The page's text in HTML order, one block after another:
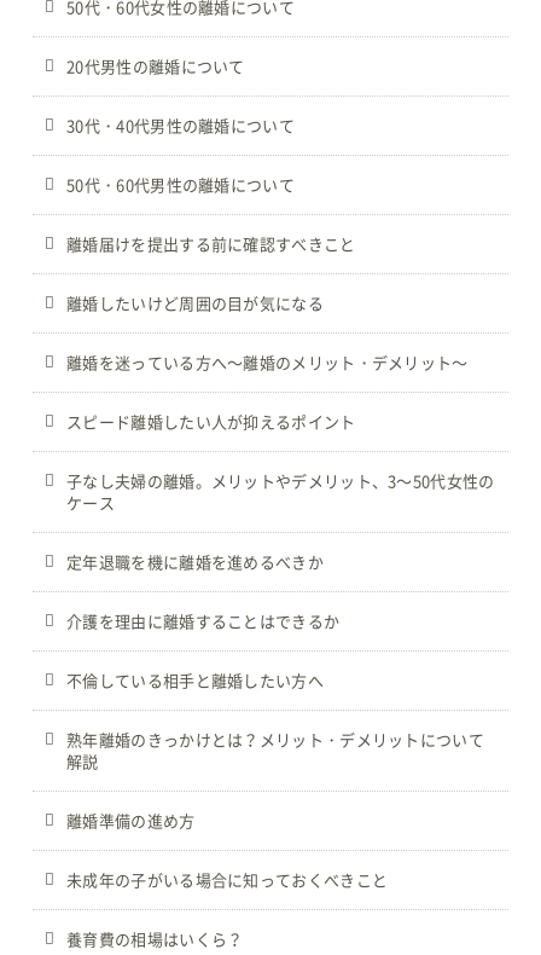
50代・60代女性の離婚について
20代男性の離婚について
30代・40代男性の離婚について
50代・60代男性の離婚について
離婚届けを提出する前に確認すべきこと
離婚したいけど周囲の目が気になる
離婚を迷っている方へ～離婚のメリット・デメリット～
スピード離婚したい人が抑えるポイント
子なし夫婦の離婚。メリットやデメリット、3～50代女性の
ケース
定年退職を機に離婚を進めるべきか
介護を理由に離婚することはできるか
不倫している相手と離婚したい方へ
熟年離婚のきっかけとは？メリット・デメリットについて
解説
離婚準備の進め方
未成年の子がいる場合に知っておくべきこと
養育費の相場はいくら？